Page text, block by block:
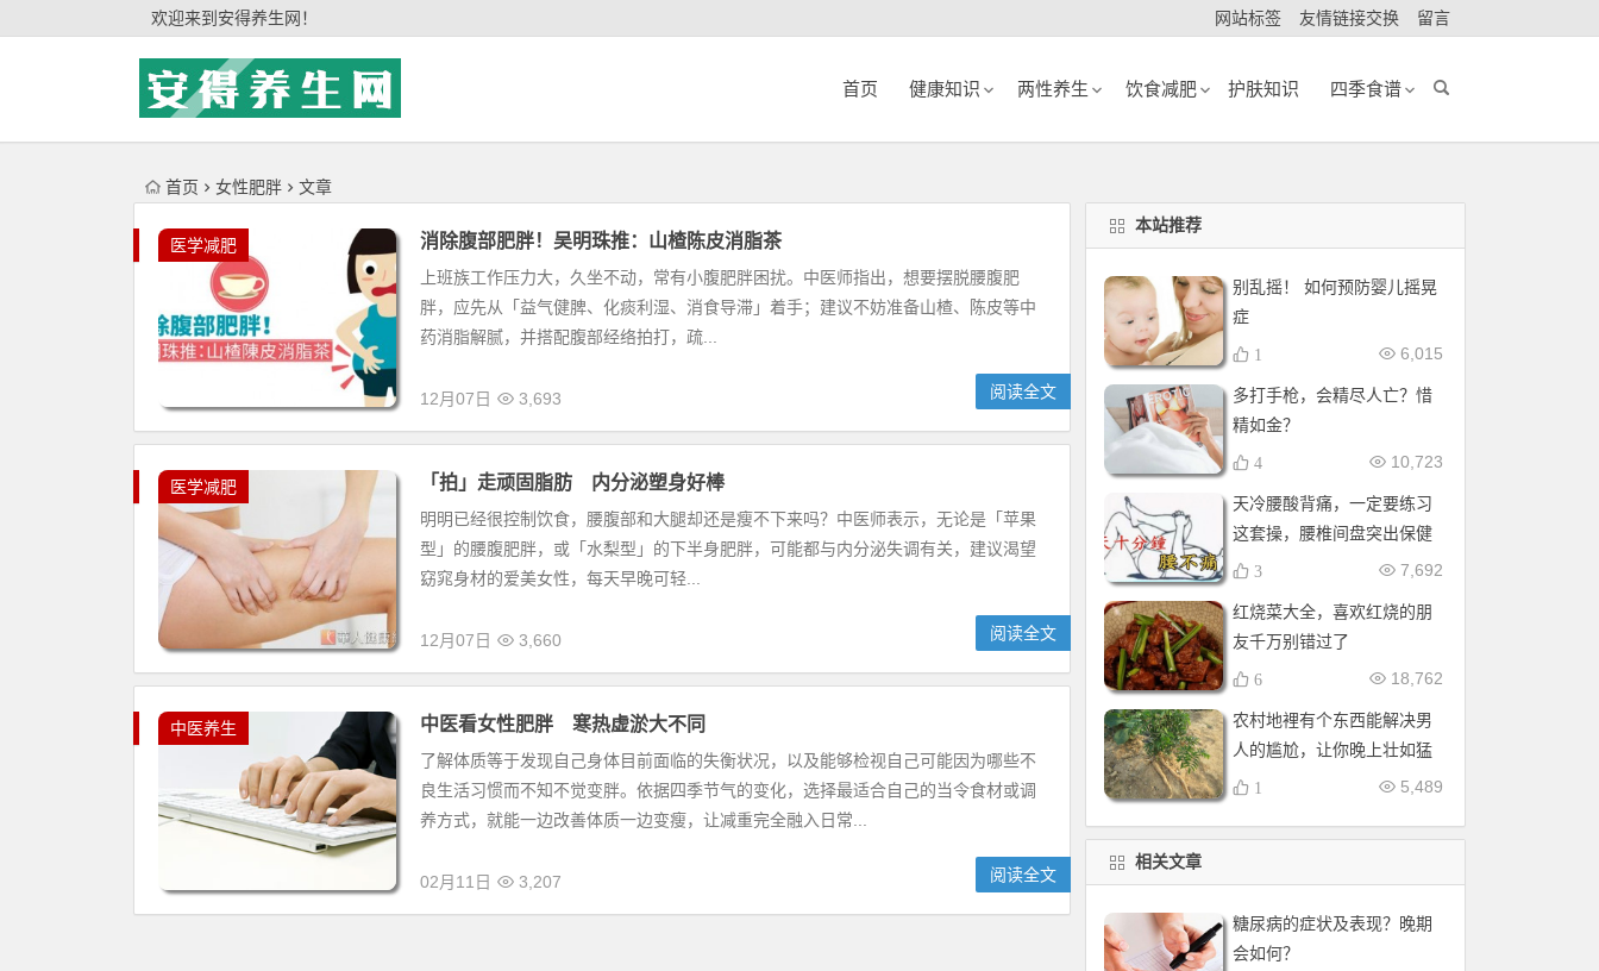
欢迎来到安得养生网！ 网站标签 友情链接交换 留言
首页 健康知识 两性养生 饮食减肥 护肤知识 四季食谱
首页 女性肥胖 文章
医学减肥 消除腹部肥胖！吴明珠推：山楂陈皮消脂茶
上班族工作压力大，久坐不动，常有小腹肥胖困扰。中医师指出，想要摆脱腰腹肥
胖，应先从「益气健脾、化痰利湿、消食导滞」着手；建议不妨准备山楂、陈皮等中
药消脂解腻，并搭配腹部经络拍打，疏...
12月07日 3,693 阅读全文
医学减肥 「拍」走顽固脂肪 内分泌塑身好棒
明明已经很控制饮食，腰腹部和大腿却还是瘦不下来吗？中医师表示，无论是「苹果
型」的腰腹肥胖，或「水梨型」的下半身肥胖，可能都与内分泌失调有关，建议渴望
窈窕身材的爱美女性，每天早晚可轻...
12月07日 3,660 阅读全文
中医养生 中医看女性肥胖 寒热虚淤大不同
了解体质等于发现自己身体目前面临的失衡状况，以及能够检视自己可能因为哪些不
良生活习惯而不知不觉变胖。依据四季节气的变化，选择最适合自己的当令食材或调
养方式，就能一边改善体质一边变瘦，让减重完全融入日常...
02月11日 3,207 阅读全文
本站推荐
别乱摇！ 如何预防婴儿摇晃
症
6,015
1
多打手枪，会精尽人亡？惜
精如金？
10,723
4
天冷腰酸背痛，一定要练习
这套操，腰椎间盘突出保健
操，全套收好！每天十分钟
7,692
3
红烧菜大全，喜欢红烧的朋
友千万别错过了
18,762
6
农村地裡有个东西能解决男
人的尴尬，让你晚上壮如猛
牛床受不了
5,489
1
相关文章
糖尿病的症状及表现？晚期
会如何？